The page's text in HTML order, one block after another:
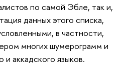
по самой Эбле, так и,
данных этого списка,
в частности,
многих шумерограмм и
аккадского языков.